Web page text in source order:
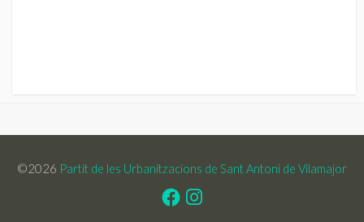
©2026 Partit de les Urbanitzacions de Sant Antoni de Vilamajor
FacebookInstagram